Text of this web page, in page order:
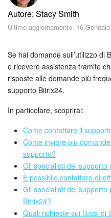
Piani e pagamento
Sicurezza in Bitrix24
Come iniziare?
CoPilot: IA in Bitrix24
Feed
Messenger
Collab
Calendario
Bitrix24 Drive
Autore: Stacy Smith
Ultimo aggiornamento: 16
Se hai domande sull’utilizzo di
e ricevere assistenza tramite
risposte alle domande più
supporto Bitrix24.
In particolare, scoprirai:
Come contattare il
Come inviare più
supporto?
Gli specialisti del
È possibile contattare
Gli specialisti del
Bitrix24?
Quali richieste sui flussi di